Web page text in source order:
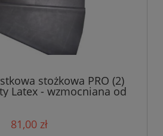
stożkowa PRO (2)
Latex - wzmocniana od
strony rękawa
81,00 zł